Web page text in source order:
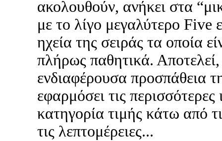
ακολουθούν, ανήκει στα
με το λίγο μεγαλύτερο Five
ηχεία της σειράς τα οποία
πλήρως παθητικά.
ενδιαφέρουσα προσπάθεια
εφαρμόσει τις περισσότερες
κατηγορία τιμής κάτω από
τις λεπτομέρειες...